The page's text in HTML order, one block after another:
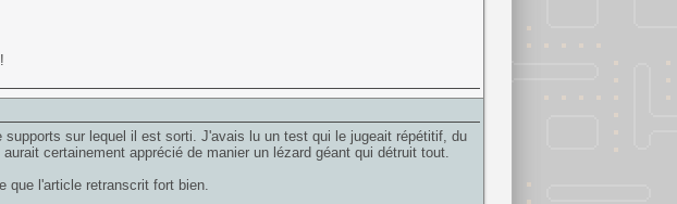
sur lequel il est sorti. J'avais lu un test qui le jugeait répétitif, du
certainement apprécié de manier un lézard géant qui détruit tout.
que l'article retranscrit fort bien.